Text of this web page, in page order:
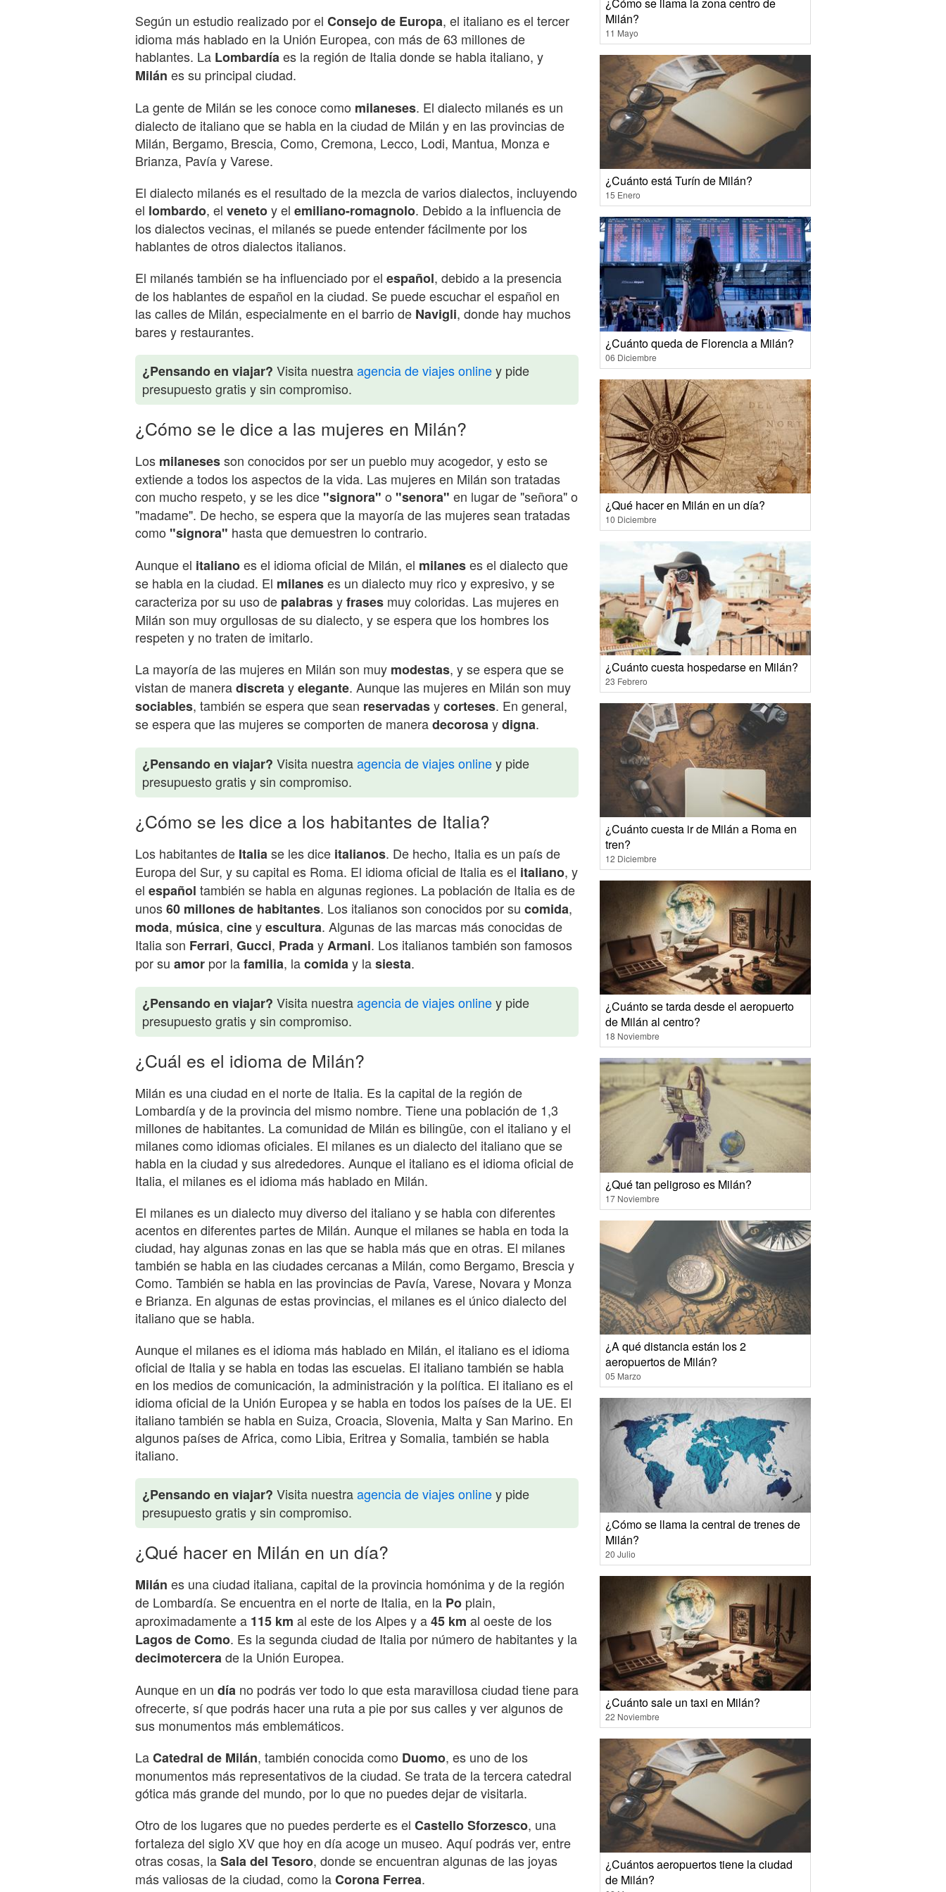
Según un estudio realizado por el Consejo de Europa, el italiano es el tercer
idioma más hablado en la Unión Europea, con más de 63 millones de
hablantes. La Lombardíaes la región de Italia donde se habla italiano, y
Milán es su principal ciudad.
La gente de Milán se les conoce como milaneses. El dialecto milanés es un
dialecto de italiano que se habla en la ciudad de Milán y en las provincias de
Milán, Bergamo, Brescia, Como, Cremona, Lecco, Lodi, Mantua, Monza e
Brianza, Pavía y Varese.
El dialecto milanés es el resultado de la mezcla de varios dialectos, incluyendo
el lombardo, el venetoy el emiliano-romagnolo. Debido a la influencia de
los dialectos vecinas, el milanés se puede entender fácilmente por los
hablantes de otros dialectos italianos.
El milanés también se ha influenciado por el español, debido a la presencia
de los hablantes de español en la ciudad. Se puede escuchar el español en
las calles de Milán, especialmente en el barrio de Navigli, donde hay muchos
bares y restaurantes.
¿Pensando en viajar? Visita nuestraagencia de viajes onliney pide
presupuesto gratis y sin compromiso.
¿Cómo se le dice a las mujeres en Milán?
Los milanesesson conocidos por ser un pueblo muy acogedor, y esto se
extiende a todos los aspectos de la vida. Las mujeres en Milán son tratadas
con mucho respeto, y se les dice "signora" o "senora" en lugar de "señora" o
"madame". De hecho, se espera que la mayoría de las mujeres sean tratadas
como "signora" hasta que demuestren lo contrario.
Aunque el italianoes el idioma oficial de Milán, el milaneses el dialecto que
se habla en la ciudad. El milaneses un dialecto muy rico y expresivo, y se
caracteriza por su uso de palabrasyfrases muy coloridas. Las mujeres en
Milán son muy orgullosas de su dialecto, y se espera que los hombres los
respeten y no traten de imitarlo.
La mayoría de las mujeres en Milán son muy modestas, y se espera que se
vistan de maneradiscretayelegante. Aunque las mujeres en Milán son muy
sociables, también se espera que sean reservadasycorteses. En general,
se espera que las mujeres se comporten de maneradecorosaydigna.
¿Pensando en viajar? Visita nuestraagencia de viajes onliney pide
presupuesto gratis y sin compromiso.
¿Cómo se les dice a los habitantes de Italia?
Los habitantes de Italiase les dice italianos. De hecho, Italia es un país de
Europa del Sur, y su capital es Roma. El idioma oficial de Italia es el italiano, y
el español también se habla en algunas regiones. La población de Italia es de
unos60 millones de habitantes. Los italianos son conocidos por su comida,
moda, música, cineyescultura. Algunas de las marcas más conocidas de
Italia son Ferrari, Gucci, PradayArmani. Los italianos también son famosos
por su amor por lafamilia, lacomiday lasiesta.
¿Pensando en viajar? Visita nuestraagencia de viajes onliney pide
presupuesto gratis y sin compromiso.
¿Cuál es el idioma de Milán?
Milán es una ciudad en el norte de Italia. Es la capital de la región de
Lombardía y de la provincia del mismo nombre. Tiene una población de 1,3
millones de habitantes. La comunidad de Milán es bilingüe, con el italiano y el
milanes como idiomas oficiales. El milanes es un dialecto del italiano que se
habla en la ciudad y sus alrededores. Aunque el italiano es el idioma oficial de
Italia, el milanes es el idioma más hablado en Milán.
El milanes es un dialecto muy diverso del italiano y se habla con diferentes
acentos en diferentes partes de Milán. Aunque el milanes se habla en toda la
ciudad, hay algunas zonas en las que se habla más que en otras. El milanes
también se habla en las ciudades cercanas a Milán, como Bergamo, Brescia y
Como. También se habla en las provincias de Pavía, Varese, Novara y Monza
e Brianza. En algunas de estas provincias, el milanes es el único dialecto del
italiano que se habla.
Aunque el milanes es el idioma más hablado en Milán, el italiano es el idioma
oficial de Italia y se habla en todas las escuelas. El italiano también se habla
en los medios de comunicación, la administración y la política. El italiano es el
idioma oficial de la Unión Europea y se habla en todos los países de la UE. El
italiano también se habla en Suiza, Croacia, Slovenia, Malta y San Marino. En
algunos países de Africa, como Libia, Eritrea y Somalia, también se habla
italiano.
¿Pensando en viajar? Visita nuestraagencia de viajes onliney pide
presupuesto gratis y sin compromiso.
¿Qué hacer en Milán en un día?
Milán es una ciudad italiana, capital de la provincia homónima y de la región
de Lombardía. Se encuentra en el norte de Italia, en la Po plain,
aproximadamente a 115 km al este de los Alpes y a45 km al oeste de los
Lagos de Como. Es la segunda ciudad de Italia por número de habitantes y la
decimotercerade la Unión Europea.
Aunque en un día no podrás ver todo lo que esta maravillosa ciudad tiene para
ofrecerte, sí que podrás hacer una ruta a pie por sus calles y ver algunos de
sus monumentos más emblemáticos.
LaCatedral de Milán, también conocida como Duomo, es uno de los
monumentos más representativos de la ciudad. Se trata de la tercera catedral
gótica más grande del mundo, por lo que no puedes dejar de visitarla.
Otro de los lugares que no puedes perderte es el Castello Sforzesco, una
fortaleza del siglo XV que hoy en día acoge un museo. Aquí podrás ver, entre
otras cosas, laSala del Tesoro, donde se encuentran algunas de las joyas
más valiosas de la ciudad, como laCorona Ferrea.
¿Cómo se llama la zona centro de
Milán?
11 Mayo
¿Cuánto está Turín de Milán?
15 Enero
¿Cuánto queda de Florencia a Milán?
06 Diciembre
¿Qué hacer en Milán en un día?
10 Diciembre
¿Cuánto cuesta hospedarse en Milán?
23 Febrero
¿Cuánto cuesta ir de Milán a Roma en
tren?
12 Diciembre
¿Cuánto se tarda desde el aeropuerto
de Milán al centro?
18 Noviembre
¿Qué tan peligroso es Milán?
17 Noviembre
¿A qué distancia están los 2
aeropuertos de Milán?
05 Marzo
¿Cómo se llama la central de trenes de
Milán?
20 Julio
¿Cuánto sale un taxi en Milán?
22 Noviembre
¿Cuántos aeropuertos tiene la ciudad
de Milán?